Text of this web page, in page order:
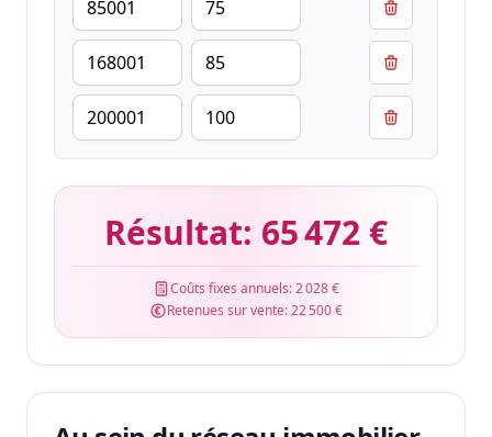
Résultat: 65 472 €
Coûts fixes annuels:2 028 €
Retenues sur vente:22 500 €